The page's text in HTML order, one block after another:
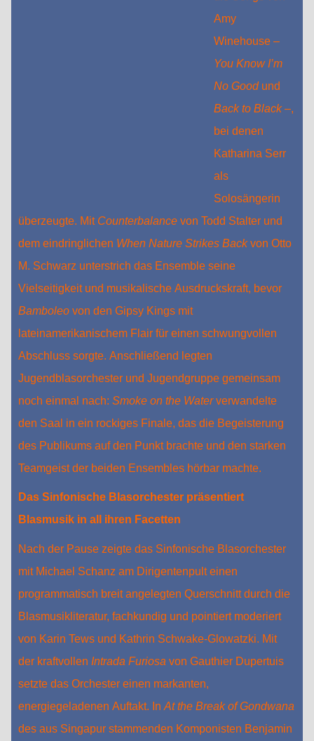
Amy
Winehouse –
You Know I’m
No Goodund
Back to Black–,
bei denen
Katharina Serr
als
Solosängerin
überzeugte. Mit Counterbalance von Todd Stalter und
dem eindringlichen When Nature Strikes Backvon Otto
M. Schwarz unterstrich das Ensemble seine
Vielseitigkeit und musikalische Ausdruckskraft, bevor
Bamboleo von den Gipsy Kings mit
lateinamerikanischem Flair für einen schwungvollen
Abschluss sorgte. Anschließend legten
Jugendblasorchester und Jugendgruppe gemeinsam
noch einmal nach:Smoke on the Waterverwandelte
den Saal in ein rockiges Finale, das die Begeisterung
des Publikums auf den Punkt brachte und den starken
Teamgeist der beiden Ensembles hörbar machte.
Das Sinfonische Blasorchester präsentiert
Blasmusik in all ihren Facetten
Nach der Pause zeigte das Sinfonische Blasorchester
mit Michael Schanz am Dirigentenpult einen
programmatisch breit angelegten Querschnitt durch die
Blasmusikliteratur, fachkundig und pointiert moderiert
von Karin Tews und Kathrin Schwake‑Glowatzki. Mit
der kraftvollen Intrada Furiosa von Gauthier Dupertuis
setzte das Orchester einen markanten,
energiegeladenen Auftakt. InAt the Break of Gondwana
des aus Singapur stammenden Komponisten Benjamin